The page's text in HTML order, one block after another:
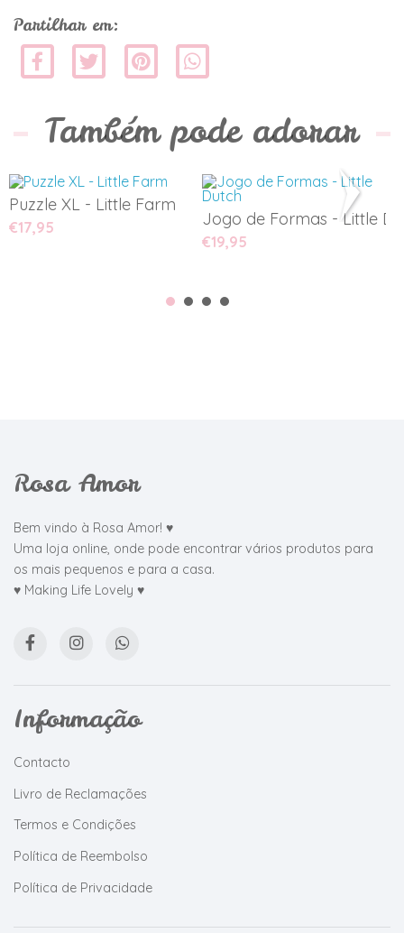
Partilhar em:
Também pode adorar
Puzzle XL - Little Farm
€17,95 Jogo de Formas - Little
€19,95
Rosa Amor
Bem vindo à Rosa Amor! ♥
Uma loja online, onde pode encontrar vários produtos para
os mais pequenos e para a casa.
♥ Making Life Lovely ♥
Informação
Contacto
Livro de Reclamações
Termos e Condições
Política de Reembolso
Política de Privacidade